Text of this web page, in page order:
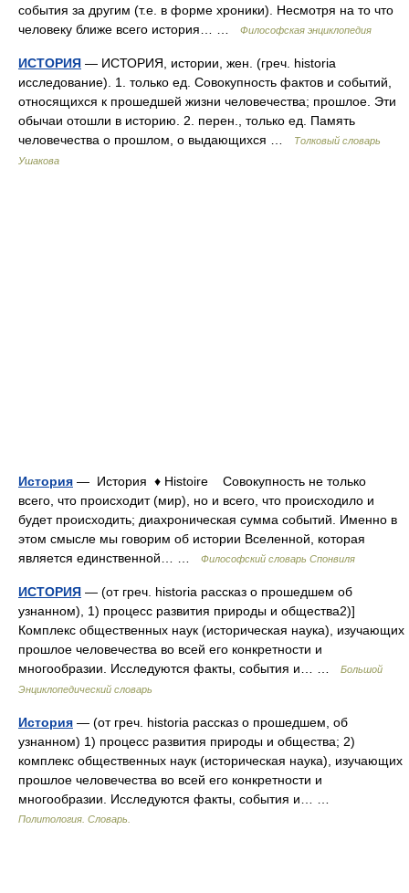
события за другим (т.е. в форме хроники). Несмотря на то что
человеку ближе всего история… …
Философская энциклопедия
ИСТОРИЯ — ИСТОРИЯ, истории, жен. (греч. historia
исследование). 1. только ед. Совокупность фактов и событий,
относящихся к прошедшей жизни человечества; прошлое. Эти
обычаи отошли в историю. 2. перен., только ед. Память
человечества о прошлом, о выдающихся …
Толковый словарь
Ушакова
История — История ♦ Histoire Совокупность не только
всего, что происходит (мир), но и всего, что происходило и
будет происходить; диахроническая сумма событий. Именно в
этом смысле мы говорим об истории Вселенной, которая
является единственной… …
Философский словарь Спонвиля
ИСТОРИЯ — (от греч. historia рассказ о прошедшем об
узнанном), 1) процесс развития природы и общества2)]
Комплекс общественных наук (историческая наука), изучающих
прошлое человечества во всей его конкретности и
многообразии. Исследуются факты, события и… …
Большой
Энциклопедический словарь
История — (от греч. historia рассказ о прошедшем, об
узнанном) 1) процесс развития природы и общества; 2)
комплекс общественных наук (историческая наука), изучающих
прошлое человечества во всей его конкретности и
многообразии. Исследуются факты, события и… …
Политология. Словарь.